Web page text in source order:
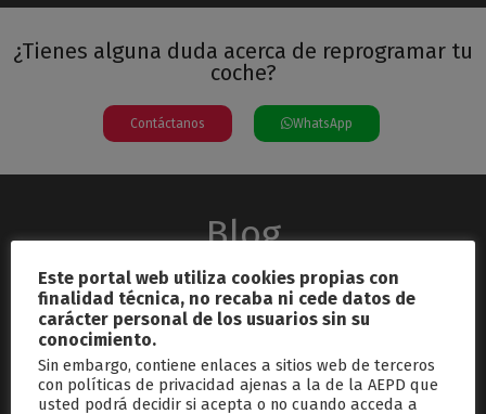
¿Tienes alguna duda acerca de reprogramar tu
coche?
Contáctanos WhatsApp
Blog
septiembre 26, 2024
Este portal web utiliza cookies propias con
finalidad técnica, no recaba ni cede datos de
carácter personal de los usuarios sin su
conocimiento.
Sin embargo, contiene enlaces a sitios web de terceros
con políticas de privacidad ajenas a la de la AEPD que
usted podrá decidir si acepta o no cuando acceda a